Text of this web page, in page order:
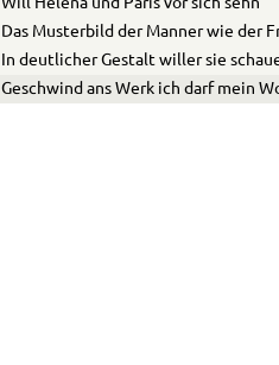
Will Helena und Paris vor sich sehn
Das Musterbild der Manner wie der F
In deutlicher Gestalt willer sie
Geschwind ans Werk ich darf mein